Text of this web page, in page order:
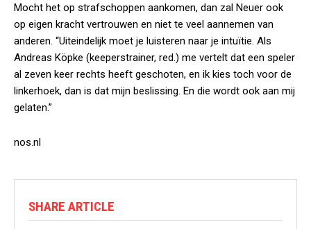
Mocht het op strafschoppen aankomen, dan zal Neuer ook
op eigen kracht vertrouwen en niet te veel aannemen van
anderen. “Uiteindelijk moet je luisteren naar je intuïtie. Als
Andreas Köpke (keeperstrainer, red.) me vertelt dat een speler
al zeven keer rechts heeft geschoten, en ik kies toch voor de
linkerhoek, dan is dat mijn beslissing. En die wordt ook aan mij
gelaten.”
nos.nl
SHARE ARTICLE